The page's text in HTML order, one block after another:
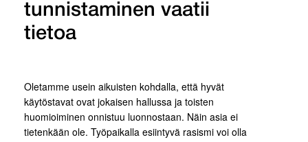
tunnistaminen vaatii
tietoa
Oletamme usein aikuisten kohdalla, että hyvät
käytöstavat ovat jokaisen hallussa ja toisten
huomioiminen onnistuu luonnostaan. Näin asia ei
tietenkään ole. Työpaikalla esiintyvä rasismi voi olla